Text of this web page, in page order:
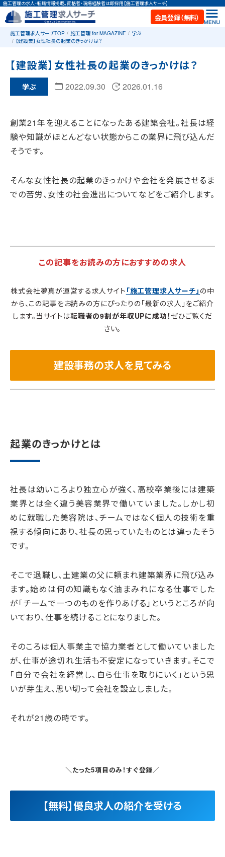
施工管理の求人・転職情報掲載。資格者・現場経験者は即採用【施工管理求人サーチ】
会員登録（無料）
施工管理求人サーチTOP 施工管理 for MAGAZINE
学ぶ
【建設業】女性社長の起業のきっかけは？
【建設業】女性社長の起業のきっかけは？
学ぶ 2022.09.30 2026.01.16
創業21年を迎えることになったある建築会社。社長は経
験や知識がほとんどない状態からこの業界に飛び込んだ
そうです。
そんな女性社長の起業のきっかけや会社を発展させるま
での苦労、女性の社会進出についてなどをご紹介します。
この記事をお読みの方におすすめの求人
株式会社夢真が運営する求人サイト 「施工管理求人サーチ」 の中
から、この記事をお読みの方にぴったりの「最新の求人」をご紹介
します。当サイトは転職者の9割が年収UPに成功！ぜひご覧くだ
さい。
建設事務の求人を見てみる
起業のきっかけとは
社長は幼いころより独立心が強く、高校卒業後には建築
業界とは全く違う美容業界で働いていました。しかし初
めに就職した美容院は、チームではなく個人の技術を重
視する傾向にあり、社長の思っていたものとは違ったそう
です。
そこで退職し、土建業の父に頼まれ建築業界に飛び込み
ます。始めは何の知識もなく油まみれになる仕事でした
が「チームで一つのものを作りあげる」というところが向
いており、仕事を続けることになりました。
そのころは個人事業主で協力業者として働いていました
が、仕事が途切れ生活も不安定になっていきます。そこで
「自分で会社を経営し、自ら仕事を取りにいく」という思
いが芽生え、思い切って会社を設立しました。
それが21歳の時です。
＼たった5項目のみ！すぐ登録／
【無料】優良求人の紹介を受ける